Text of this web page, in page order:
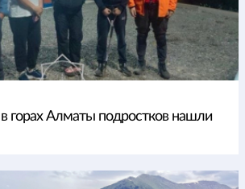
горах Алматы подростков нашли